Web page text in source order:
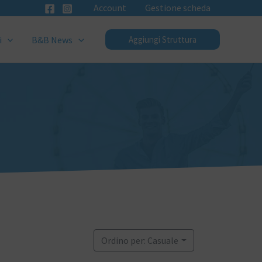
Account Gestione scheda
B&B News Aggiungi Struttura
Ordino per: Casuale